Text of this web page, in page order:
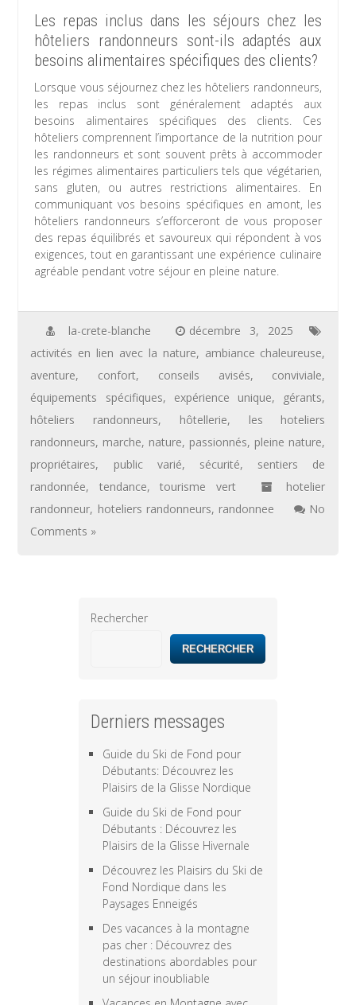
Les repas inclus dans les séjours chez les
hôteliers randonneurs sont-ils adaptés aux
besoins alimentaires spécifiques des clients?
Lorsque vous séjournez chez les hôteliers randonneurs,
les repas inclus sont généralement adaptés aux
besoins alimentaires spécifiques des clients. Ces
hôteliers comprennent l’importance de la nutrition pour
les randonneurs et sont souvent prêts à accommoder
les régimes alimentaires particuliers tels que végétarien,
sans gluten, ou autres restrictions alimentaires. En
communiquant vos besoins spécifiques en amont, les
hôteliers randonneurs s’efforceront de vous proposer
des repas équilibrés et savoureux qui répondent à vos
exigences, tout en garantissant une expérience culinaire
agréable pendant votre séjour en pleine nature.
la-crete-blanche
décembre 3, 2025
activités en lien avec la nature, ambiance chaleureuse,
aventure, confort, conseils avisés, conviviale,
équipements spécifiques, expérience unique, gérants,
hôteliers randonneurs, hôtellerie, les hoteliers
randonneurs, marche, nature, passionnés, pleine nature,
propriétaires, public varié, sécurité, sentiers de
randonnée, tendance,tourisme vert
hotelier
randonneur, hoteliers randonneurs, randonnee
No
Comments »
Rechercher
RECHERCHER
Derniers messages
Guide du Ski de Fond pour
Débutants: Découvrez les
Plaisirs de la Glisse Nordique
Guide du Ski de Fond pour
Débutants : Découvrez les
Plaisirs de la Glisse Hivernale
Découvrez les Plaisirs du Ski de
Fond Nordique dans les
Paysages Enneigés
Des vacances à la montagne
pas cher : Découvrez des
destinations abordables pour
un séjour inoubliable